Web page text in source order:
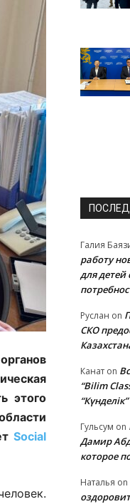
этого
Social
Галия
работу
для
Руслан on
СКО
Канат on
“Bilim
“Күнделік”
Гульсум on
Дамир
которое
Наталья on